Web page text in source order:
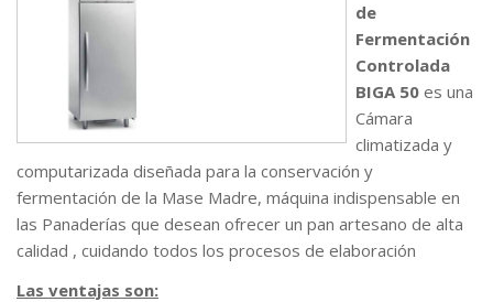
de
Fermentación
Controlada
BIGA 50 es una
Cámara
climatizada y
computarizada diseñada para la conservación y
fermentación de la Mase Madre, máquina indispensable en
las Panaderías que desean ofrecer un pan artesano de alta
calidad , cuidando todos los procesos de elaboración
Las ventajas son: